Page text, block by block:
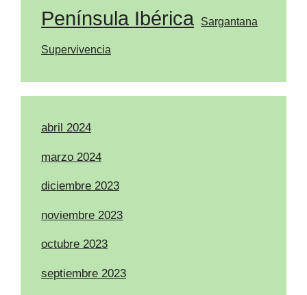
Península Ibérica Sargantana
Supervivencia
abril 2024
marzo 2024
diciembre 2023
noviembre 2023
octubre 2023
septiembre 2023